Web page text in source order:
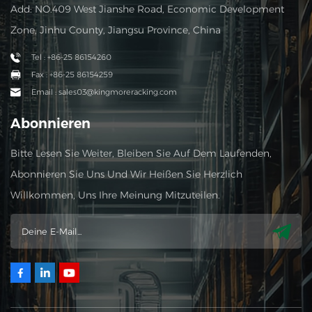
Add: NO.409 West Jianshe Road, Economic Development
Zone, Jinhu County, Jiangsu Province, China
Tel : +86-25 86154260
Fax : +86-25 86154259
Email : sales03@kingmoreracking.com
Abonnieren
Bitte Lesen Sie Weiter, Bleiben Sie Auf Dem Laufenden,
Abonnieren Sie Uns Und Wir Heißen Sie Herzlich
Willkommen, Uns Ihre Meinung Mitzuteilen.